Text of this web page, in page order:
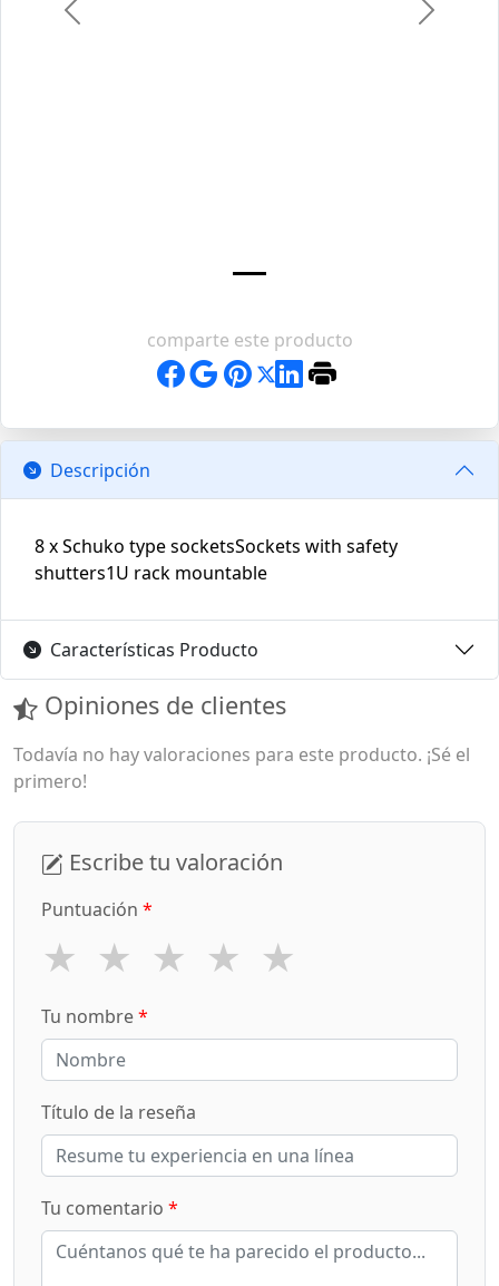
Previous Next
comparte este producto
Descripción
8 x Schuko type socketsSockets with safety
shutters1U rack mountable
Características Producto
Opiniones de clientes
Todavía no hay valoraciones para este producto. ¡Sé el
primero!
Escribe tu valoración
Puntuación *
★ ★ ★ ★ ★
Tu nombre*
Título de la reseña
Tu comentario *